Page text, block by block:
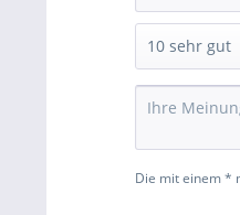
Die mit einem *